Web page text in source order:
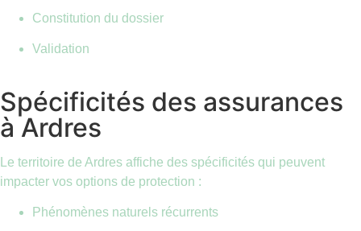
Constitution du dossier
Validation
Spécificités des assurances
à Ardres
Le territoire de Ardres affiche des spécificités qui peuvent
impacter vos options de protection :
Phénomènes naturels récurrents